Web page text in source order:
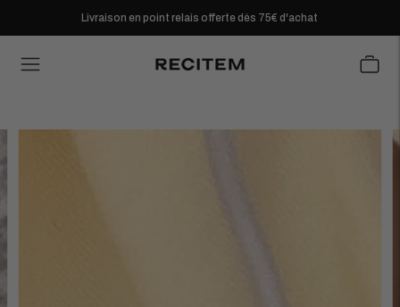
Livraison en point relais offerte dès 75€ d'achat